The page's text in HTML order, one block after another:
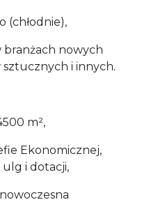
(chłodnie),
branżach nowych
i innych.
m²,
Ekonomicznej,
i dotacji,